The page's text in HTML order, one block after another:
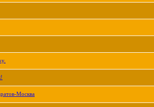
Москва